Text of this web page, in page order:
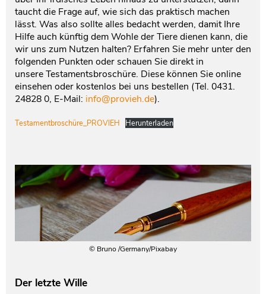
taucht die Frage auf, wie sich das praktisch machen
lässt. Was also sollte alles bedacht werden, damit Ihre
Hilfe auch künftig dem Wohle der Tiere dienen kann, die
wir uns zum Nutzen halten? Erfahren Sie mehr unter den
folgenden Punkten oder schauen Sie direkt in
unsere Testamentsbroschüre. Diese können Sie online
einsehen oder kostenlos bei uns bestellen (Tel. 0431.
24828 0, E-Mail: info@provieh.de).
Testamentbroschüre_PROVIEH Herunterladen
© Bruno /Germany/Pixabay
Der letzte Wille